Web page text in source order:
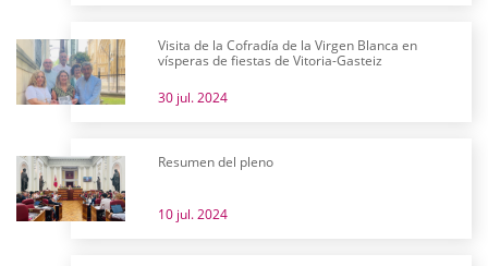
Visita de la Cofradía de la Virgen Blanca en
vísperas de fiestas de Vitoria-Gasteiz
30 jul. 2024
Resumen del pleno
10 jul. 2024